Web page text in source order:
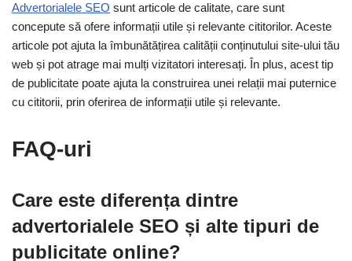
Advertorialele SEO sunt articole de calitate, care sunt
concepute să ofere informații utile și relevante cititorilor. Aceste
articole pot ajuta la îmbunătățirea calității conținutului site-ului tău
web și pot atrage mai mulți vizitatori interesați. În plus, acest tip
de publicitate poate ajuta la construirea unei relații mai puternice
cu cititorii, prin oferirea de informații utile și relevante.
FAQ-uri
Care este diferența dintre
advertorialele SEO și alte tipuri de
publicitate online?